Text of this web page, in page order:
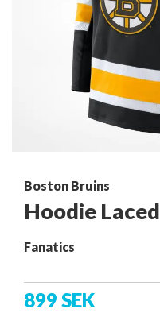
Boston Bruins
Hoodie Laced
Fanatics
899 SEK